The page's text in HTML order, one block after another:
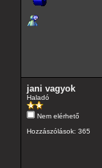
jani vagyok
Haladó
Nem elérhető
Hozzászólások: 365